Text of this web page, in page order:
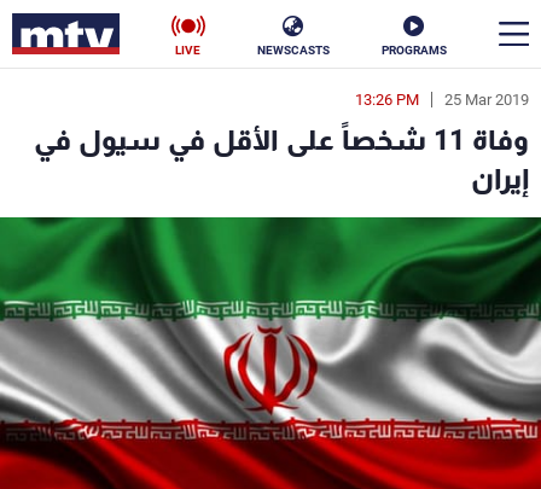
PROGRAMS
NEWSCASTS
LIVE
25 Mar 2019
13:26 PM
وفاة 11 شخصاً على الأقل في سيول في
إيران
en
الأخبار
سياسة ناس
إقتصاد
منوعات رياضة
كأس العالم